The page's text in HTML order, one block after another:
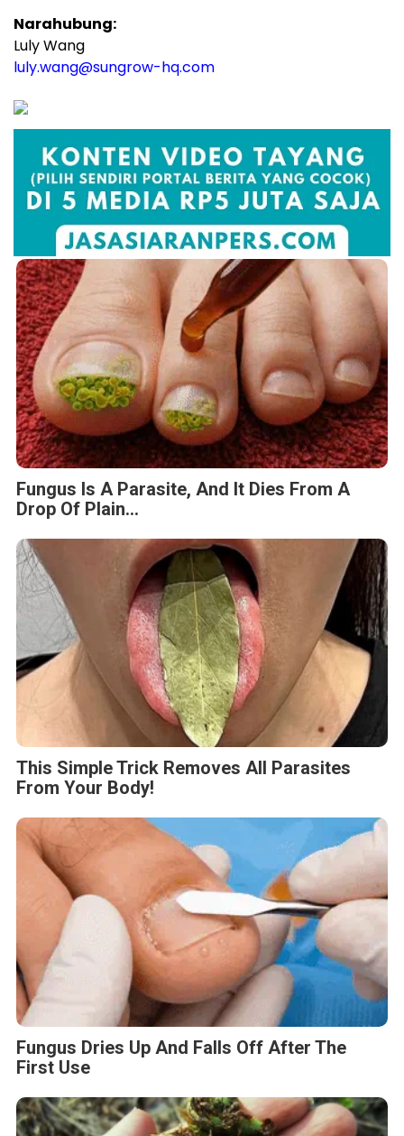
Narahubung:
Luly Wang
luly.wang@sungrow-hq.com
Fungus Is A Parasite, And It Dies From A
Drop Of Plain...
This Simple Trick Removes All Parasites
From Your Body!
Fungus Dries Up And Falls Off After The
First Use